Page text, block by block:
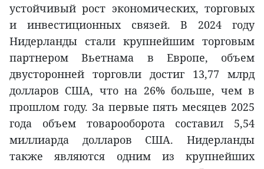
устойчивый рост экономических, торговых
и инвестиционных связей. В 2024 году
Нидерланды стали крупнейшим торговым
партнером Вьетнама в Европе, объем
двусторонней торговли достиг 13,77 млрд
долларов США, что на 26% больше, чем в
прошлом году. За первые пять месяцев 2025
года объем товарооборота составил 5,54
миллиарда долларов США. Нидерланды
также являются одним из крупнейших